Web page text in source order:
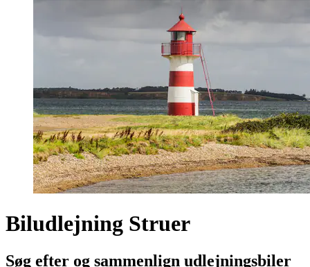
Biludlejning Struer
Søg efter og sammenlign udlejningsbiler